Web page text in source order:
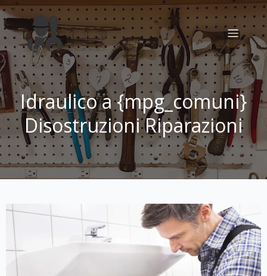
Idraulico a {mpg_comuni}
Disostruzioni Riparazioni